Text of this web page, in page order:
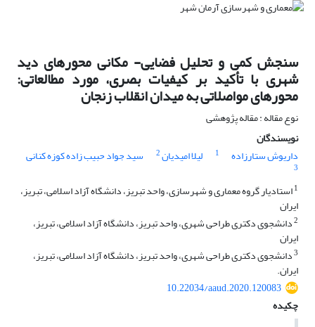
سنجش کمی و تحلیل فضایی- مکانی محورهای دید
شهری با تأکید بر کیفیات بصری، مورد مطالعاتی:
محورهای مواصلاتی به میدان انقلاب زنجان
نوع مقاله : مقاله پژوهشی
نویسندگان
داریوش ستارزاده
1 لیلا امیدیان2 سید جواد حبیب زاده کوزه کنانی
3
1استادیار گروه معماری و شهرسازی، واحد تبریز، دانشگاه آزاد اسلامی، تبریز،
ایران
2دانشجوی دکتری طراحی شهری، واحد تبریز، دانشگاه آزاد اسلامی، تبریز،
ایران
3دانشجوی دکتری طراحی شهری، واحد تبریز، دانشگاه آزاد اسلامی، تبریز،
ایران.
10.22034/aaud.2020.120083
چکیده